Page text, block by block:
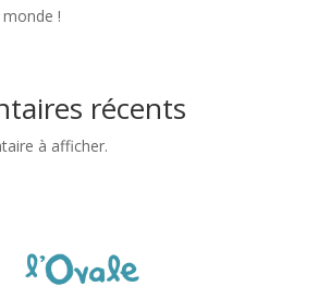
!
récents
à afficher.